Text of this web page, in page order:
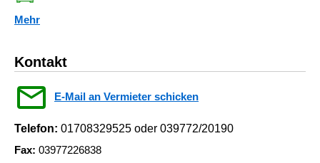
Mehr
Kontakt
E-Mail an Vermieter schicken
Telefon: 01708329525 oder 039772/20190
Fax: 03977226838